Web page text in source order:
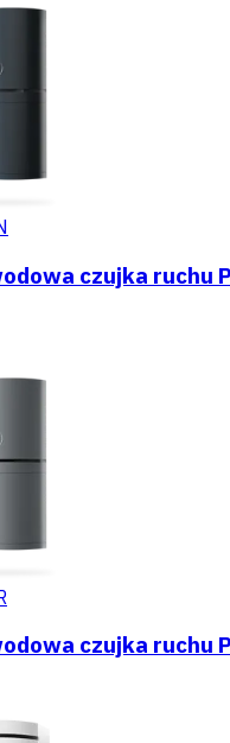
czujka ruchu
czujka ruchu